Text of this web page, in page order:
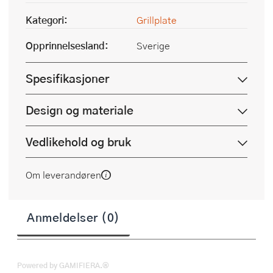
Kategori:
Grillplate
Opprinnelsesland:
Sverige
Spesifikasjoner
Design og materiale
Vedlikehold og bruk
Om leverandøren
Anmeldelser (0)
Powered by GAMIFIERA.®